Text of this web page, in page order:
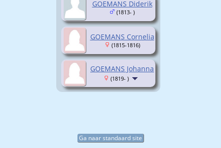
GOEMANS Diderik
(1813- )
GOEMANS Cornelia
(1815-1816)
GOEMANS Johanna
(1819- )
Ga naar standaard site